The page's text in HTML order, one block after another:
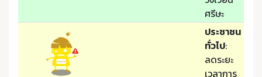
ศรีษะ
ประชาชน
ทั่วไป:
ลดระยะ
เวลาการ